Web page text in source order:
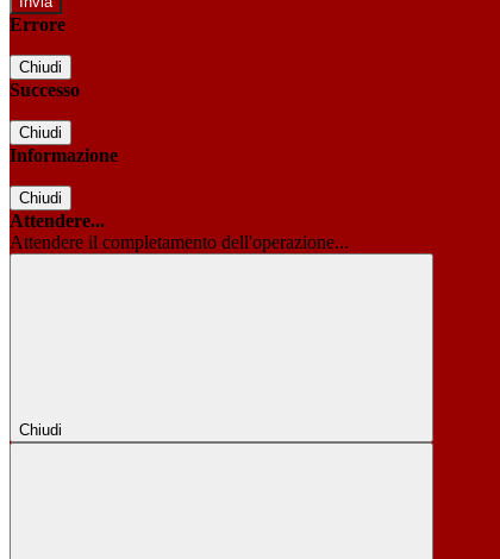
Errore
Chiudi
Successo
Chiudi
Informazione
Chiudi
Attendere...
Attendere il completamento dell'operazione...
Chiudi